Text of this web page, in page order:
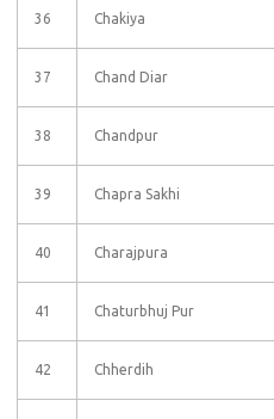
36 Chakiya
37 Chand Diar
38 Chandpur
39 Chapra Sakhi
40 Charajpura
41 Chaturbhuj Pur
42 Chherdih